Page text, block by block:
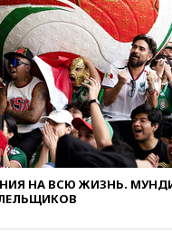
НА ВСЮ ЖИЗНЬ.